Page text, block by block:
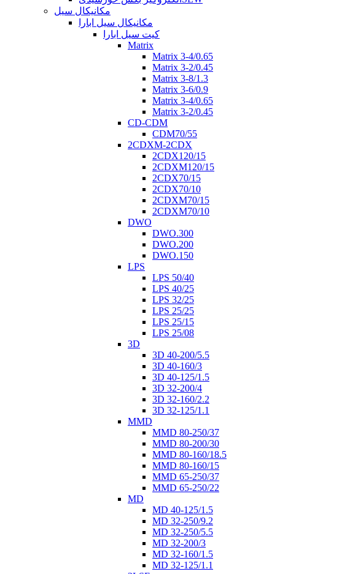
مکانیکال سیل
مکانیکال سیل ابارا
کیت سیل ابارا
Matrix
Matrix 3-4/0.65
Matrix 3-2/0.45
Matrix 3-8/1.3
Matrix 3-6/0.9
Matrix 3-4/0.65
Matrix 3-2/0.45
CD-CDM
CDM70/55
2CDXM-2CDX
2CDX120/15
2CDXM120/15
2CDX70/15
2CDX70/10
2CDXM70/15
2CDXM70/10
DWO
DWO.300
DWO.200
DWO.150
LPS
LPS 50/40
LPS 40/25
LPS 32/25
LPS 25/25
LPS 25/15
LPS 25/08
3D
3D 40-200/5.5
3D 40-160/3
3D 40-125/1.5
3D 32-200/4
3D 32-160/2.2
3D 32-125/1.1
MMD
MMD 80-250/37
MMD 80-200/30
MMD 80-160/18.5
MMD 80-160/15
MMD 65-250/37
MMD 65-250/22
MD
MD 40-125/1.5
MD 32-250/9.2
MD 32-250/5.5
MD 32-200/3
MD 32-160/1.5
MD 32-125/1.1